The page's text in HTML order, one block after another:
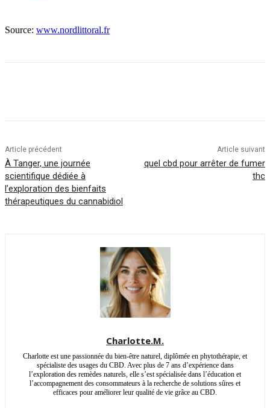
Source: www.nordlittoral.fr
Article précédent
À Tanger, une journée
scientifique dédiée à
l’exploration des bienfaits
thérapeutiques du cannabidiol
Article suivant
quel cbd pour arrêter de fumer
thc
Charlotte.M.
Charlotte est une passionnée du bien-être naturel, diplômée en phytothérapie, et
spécialiste des usages du CBD. Avec plus de 7 ans d’expérience dans
l’exploration des remèdes naturels, elle s’est spécialisée dans l’éducation et
l’accompagnement des consommateurs à la recherche de solutions sûres et
efficaces pour améliorer leur qualité de vie grâce au CBD.